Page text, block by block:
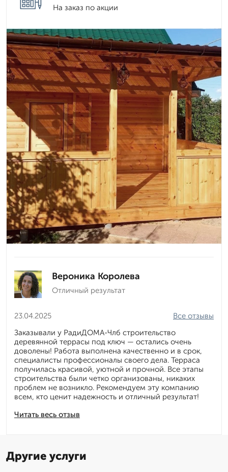
На заказ по акции
Вероника Королева
Отличный результат
23.04.2025
Читать весь отзыв
Все отзывы
Заказывали у РадиДОМА-Члб строительство
деревянной террасы под ключ — остались очень
доволены! Работа выполнена качественно и в срок,
специалисты профессионалы своего дела. Терраса
получилась красивой, уютной и прочной. Все этапы
строительства были четко организованы, никаких
проблем не возникло. Рекомендуем эту компанию
всем, кто ценит надежность и отличный результат!
Другие услуги